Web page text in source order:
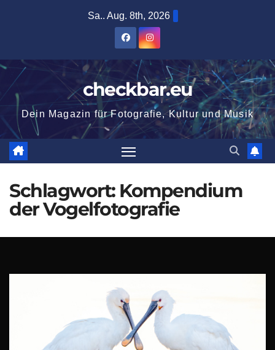
Sa.. Aug. 8th, 2026
checkbar.eu
Dein Magazin für Fotografie, Kultur und Musik
Schlagwort: Kompendium
der Vogelfotografie